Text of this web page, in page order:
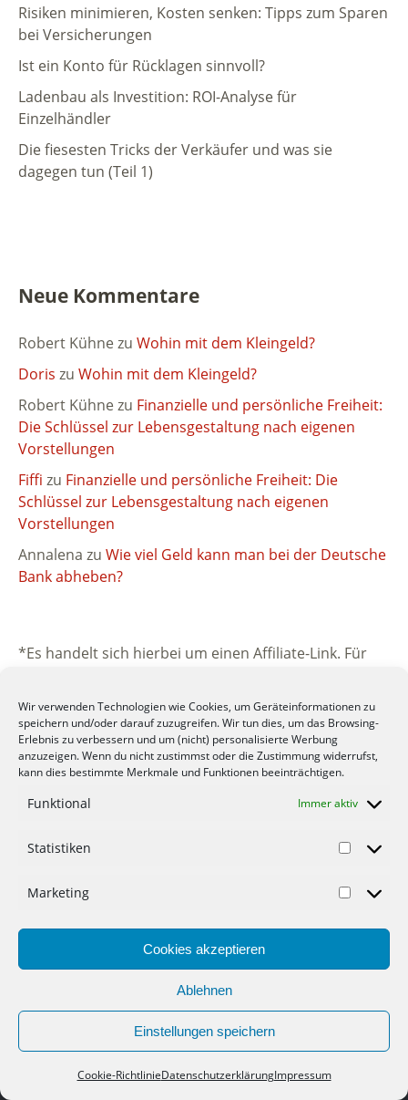
Wir verwenden Technologien wie Cookies, um Geräteinformationen zu
speichern und/oder darauf zuzugreifen. Wir tun dies, um das Browsing-
Erlebnis zu verbessern und um (nicht) personalisierte Werbung
anzuzeigen. Wenn du nicht zustimmst oder die Zustimmung widerrufst,
kann dies bestimmte Merkmale und Funktionen beeinträchtigen.
Funktional Immer aktiv
Statistiken
Marketing
Cookies akzeptieren
Ablehnen
Einstellungen speichern
Cookie-RichtlinieDatenschutzerklärungImpressum
Risiken minimieren, Kosten senken: Tipps zum Sparen
bei Versicherungen
Ist ein Konto für Rücklagen sinnvoll?
Ladenbau als Investition: ROI-Analyse für
Einzelhändler
Die fiesesten Tricks der Verkäufer und was sie
dagegen tun (Teil 1)
Neue Kommentare
Robert Kühnezu Wohin mit dem Kleingeld?
Doris zu Wohin mit dem Kleingeld?
Robert Kühnezu Finanzielle und persönliche Freiheit:
Die Schlüssel zur Lebensgestaltung nach eigenen
Vorstellungen
Fiffi zu Finanzielle und persönliche Freiheit: Die
Schlüssel zur Lebensgestaltung nach eigenen
Vorstellungen
Annalena zu Wie viel Geld kann man bei der Deutsche
Bank abheben?
*Es handelt sich hierbei um einen Affiliate-Link. Für
zusätzlichen Kosten oder Nachteile. Ich erhalte durch
die Vermittlung eine kleine Provision vom
beworbenen Unternehmen. Vielen Dank für deine
Unterstützung.
Werbung
Datenschutzerklärung
Haftungsausschluss
Impressum
Cookie-Richtlinie (EU)